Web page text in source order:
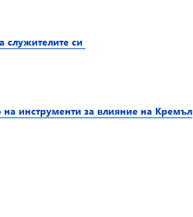
служителите си
инструменти за влияние на Кремъл